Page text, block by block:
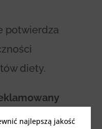
potwierdza
diety.
twoją
najlepszą jakość